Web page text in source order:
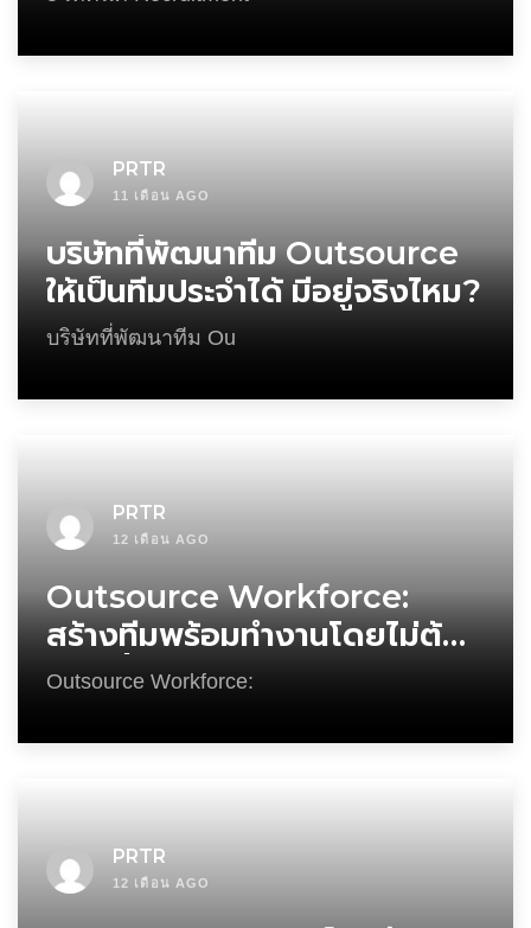
PRTR
11 เดือน AGO
บริษัทที่พัฒนาทีม Outsource
ให้เป็นทีมประจำได้ มีอยู่จริงไหม?
บริษัทที่พัฒนาทีม Ou
PRTR
12 เดือน AGO
Outsource Workforce:
สร้างทีมพร้อมทำงานโดยไม่ต้อง
จ้างเพิ่ม
Outsource Workforce:
PRTR
12 เดือน AGO